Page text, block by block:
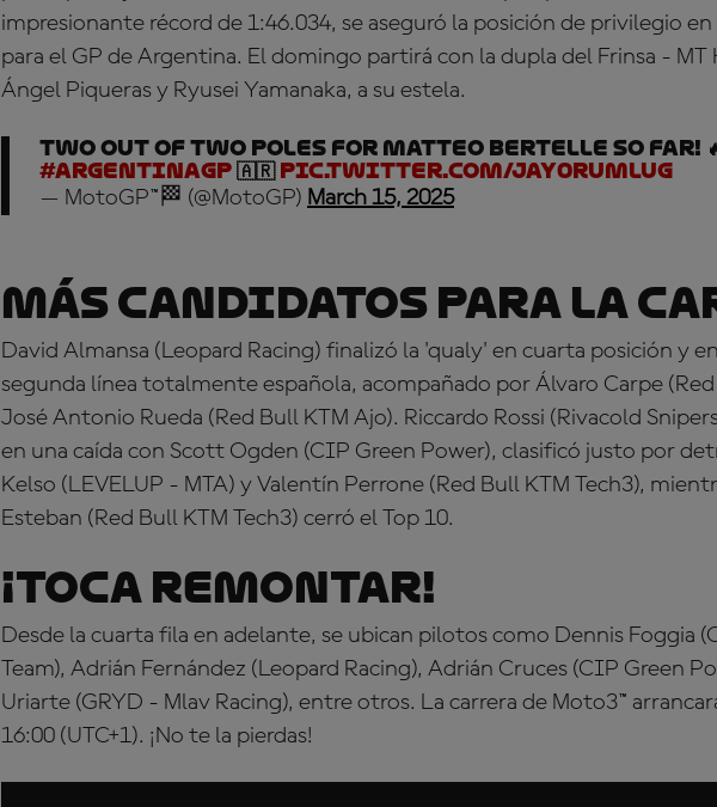
impresionante récord de 1:46.034, se aseguró la posición de privilegio
para el GP de Argentina. El domingo partirá con la dupla del Frinsa - MT
Ángel Piqueras y Ryusei Yamanaka, a su estela.
Two out of two poles for Matteo Bertelle so far!
#ArgentinaGP🇦🇷pic.twitter.com/jay0RuMlUg
— MotoGP™🏁 (@MotoGP) March 15, 2025
Más candidatos para la
David Almansa (Leopard Racing) finalizó la 'qualy' en cuarta posición y
segunda línea totalmente española, acompañado por Álvaro Carpe
José Antonio Rueda (Red Bull KTM Ajo). Riccardo Rossi (Rivacold
en una caída con Scott Ogden (CIP Green Power), clasificó justo por
Kelso (LEVELUP - MTA) y Valentín Perrone (Red Bull KTM Tech3),
Esteban (Red Bull KTM Tech3) cerró el Top 10.
¡Toca remontar!
Desde la cuarta fila en adelante, se ubican pilotos como Dennis Foggia
Team), Adrián Fernández (Leopard Racing), Adrián Cruces (CIP Green
Uriarte (GRYD - Mlav Racing), entre otros. La carrera de Moto3™
16:00 (UTC+1). ¡No te la pierdas!